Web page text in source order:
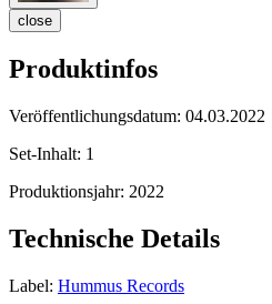
close
Produktinfos
Veröffentlichungsdatum: 04.03.2022
Set-Inhalt: 1
Produktionsjahr: 2022
Technische Details
Label: Hummus Records